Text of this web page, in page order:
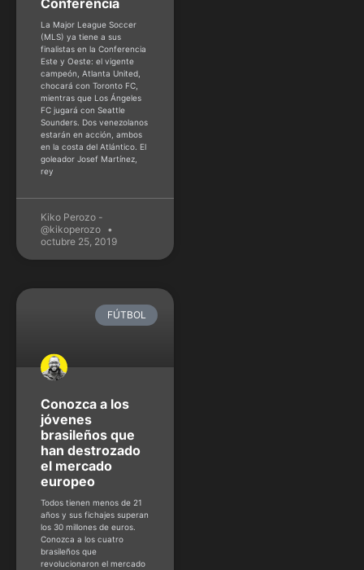
La Major League Soccer
(MLS) ya tiene a sus
finalistas en la Conferencia
Este y Oeste: el vigente
campeón, Atlanta United,
chocará con Toronto FC,
mientras que Los Ángeles
FC jugará con Seattle
Sounders. Dos venezolanos
estarán en acción, ambos
en la costa del Atlántico. El
goleador Josef Martínez,
rey
Kiko Perozo -
@kikoperozo
octubre 25, 2019
FÚTBOL
Conozca a los
jóvenes
brasileños que
han destrozado
el mercado
europeo
Todos tienen menos de 21
años y sus fichajes superan
los 30 millones de euros.
Conozca a los cuatro
brasileños que
revolucionaron el mercado